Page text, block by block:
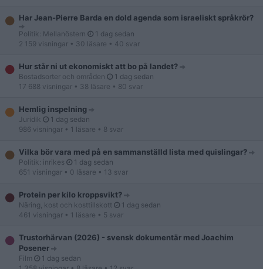
Har Jean-Pierre Barda en dold agenda som israeliskt språkrör?
Politik: Mellanöstern
1 dag sedan
2 159 visningar • 30 läsare • 40 svar
Hur står ni ut ekonomiskt att bo på landet?
Bostadsorter och områden
1 dag sedan
17 688 visningar • 38 läsare • 80 svar
Hemlig inspelning
Juridik
1 dag sedan
986 visningar • 1 läsare • 8 svar
Vilka bör vara med på en sammanställd lista med quislingar?
Politik: inrikes
1 dag sedan
651 visningar • 0 läsare • 13 svar
Protein per kilo kroppsvikt?
Näring, kost och kosttillskott
1 dag sedan
461 visningar • 1 läsare • 5 svar
Trustorhärvan (2026) - svensk dokumentär med Joachim
Posener
Film
1 dag sedan